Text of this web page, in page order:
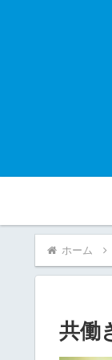
ホーム
共働